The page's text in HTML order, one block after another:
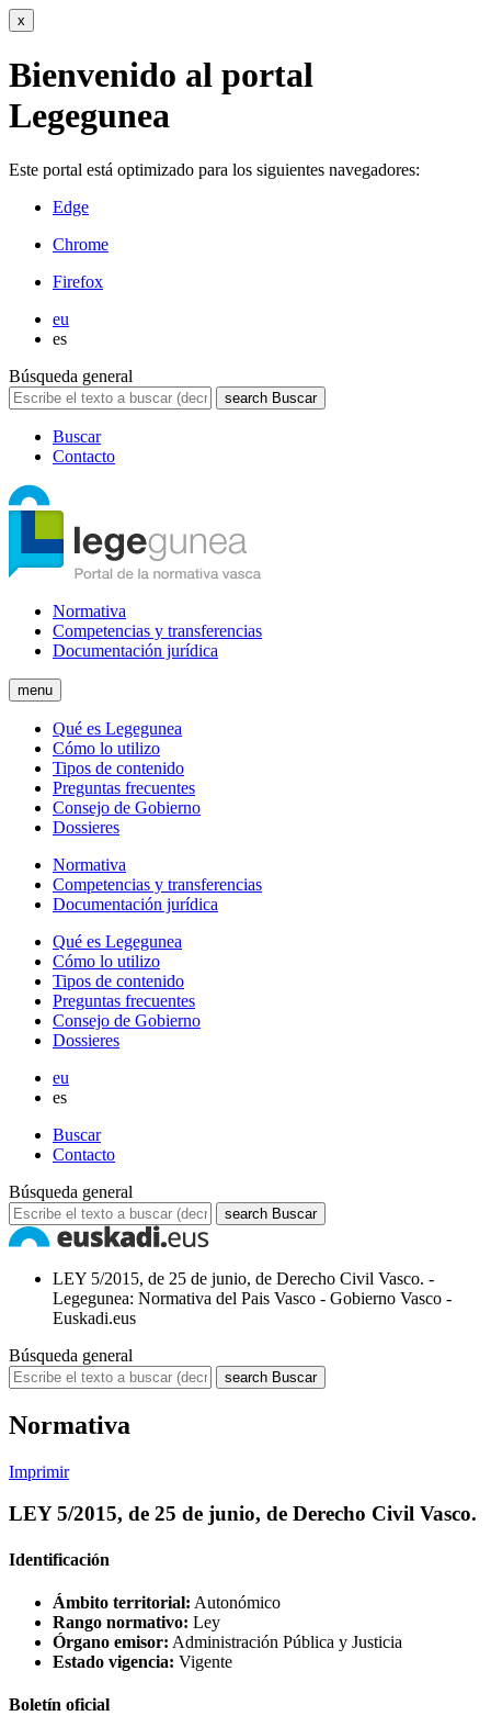
x
Bienvenido al portal
Legegunea
Este portal está optimizado para los siguientes navegadores:
Edge
Chrome
Firefox
eu
es
Búsqueda general
search Buscar
Buscar
Contacto
Normativa
Competencias y transferencias
Documentación jurídica
menu
Qué es Legegunea
Cómo lo utilizo
Tipos de contenido
Preguntas frecuentes
Consejo de Gobierno
Dossieres
Normativa
Competencias y transferencias
Documentación jurídica
Qué es Legegunea
Cómo lo utilizo
Tipos de contenido
Preguntas frecuentes
Consejo de Gobierno
Dossieres
eu
es
Buscar
Contacto
Búsqueda general
search Buscar
LEY 5/2015, de 25 de junio, de Derecho Civil Vasco. -
Legegunea: Normativa del Pais Vasco - Gobierno Vasco -
Euskadi.eus
Búsqueda general
search Buscar
Normativa
Imprimir
LEY 5/2015, de 25 de junio, de Derecho Civil Vasco.
Identificación
Ámbito territorial: Autonómico
Rango normativo: Ley
Órgano emisor: Administración Pública y Justicia
Estado vigencia: Vigente
Boletín oficial